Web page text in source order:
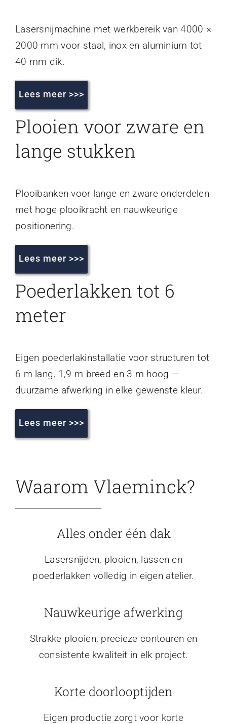
Lasersnijmachine met werkbereik van 4000 ×
2000 mm voor staal, inox en aluminium tot
40 mm dik.
Lees meer >>>
Plooien voor zware en
lange stukken
Plooibanken voor lange en zware onderdelen
met hoge plooikracht en nauwkeurige
positionering.
Lees meer >>>
Poederlakken tot 6
meter
Eigen poederlakinstallatie voor structuren tot
6 m lang, 1,9 m breed en 3 m hoog —
duurzame afwerking in elke gewenste kleur.
Lees meer >>>
Waarom Vlaeminck?
Alles onder één dak
Lasersnijden, plooien, lassen en
poederlakken volledig in eigen atelier.
Nauwkeurige afwerking
Strakke plooien, precieze contouren en
consistente kwaliteit in elk project.
Korte doorlooptijden
Eigen productie zorgt voor korte